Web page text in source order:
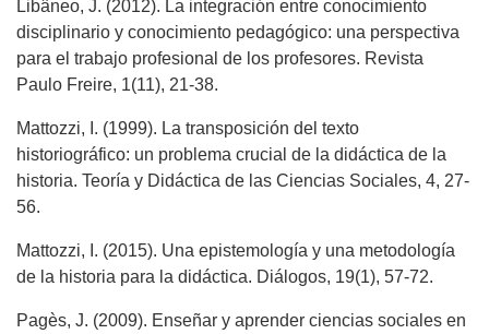
Libâneo, J. (2012). La integración entre conocimiento
disciplinario y conocimiento pedagógico: una perspectiva
para el trabajo profesional de los profesores. Revista
Paulo Freire, 1(11), 21-38.
Mattozzi, I. (1999). La transposición del texto
historiográfico: un problema crucial de la didáctica de la
historia. Teoría y Didáctica de las Ciencias Sociales, 4, 27-
56.
Mattozzi, I. (2015). Una epistemología y una metodología
de la historia para la didáctica. Diálogos, 19(1), 57-72.
Pagès, J. (2009). Enseñar y aprender ciencias sociales en